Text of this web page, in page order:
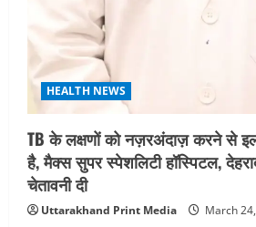
HEALTH NEWS
TB के लक्षणों को नज़रअंदाज़ करने से
है, मैक्स सुपर स्पेशलिटी हॉस्पिटल,
चेतावनी दी
Uttarakhand Print Media March